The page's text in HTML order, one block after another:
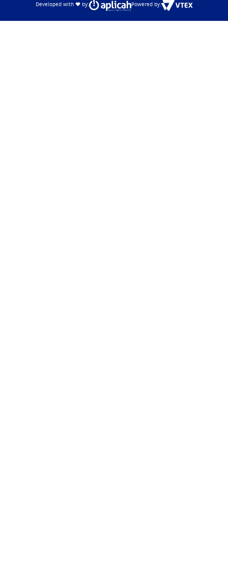
Developed with ♥ by: Powered by: